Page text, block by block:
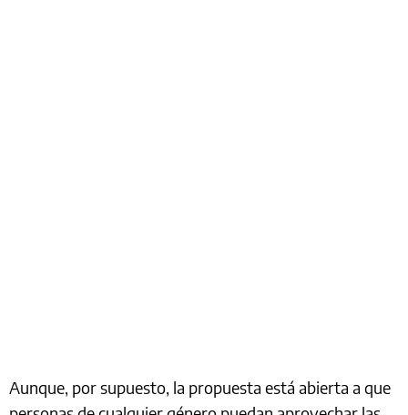
Aunque, por supuesto, la propuesta está abierta a que